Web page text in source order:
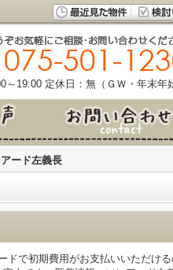
～19:00 定休日：無（ＧＷ・年末年
ード左義長
ドで初期費用がお支払いいただけ